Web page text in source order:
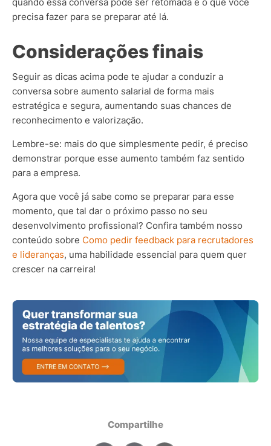
precisa fazer para se preparar até lá.
Considerações finais
Seguir as dicas acima pode te ajudar a conduzir a
conversa sobre aumento salarial de forma mais
estratégica e segura, aumentando suas chances de
reconhecimento e valorização.
Lembre-se: mais do que simplesmente pedir, é preciso
demonstrar porque esse aumento também faz sentido
para a empresa.
Agora que você já sabe como se preparar para esse
momento, que tal dar o próximo passo no seu
desenvolvimento profissional? Confira também nosso
conteúdo sobre Como pedir feedback para recrutadores
e lideranças, uma habilidade essencial para quem quer
crescer na carreira!
Compartilhe